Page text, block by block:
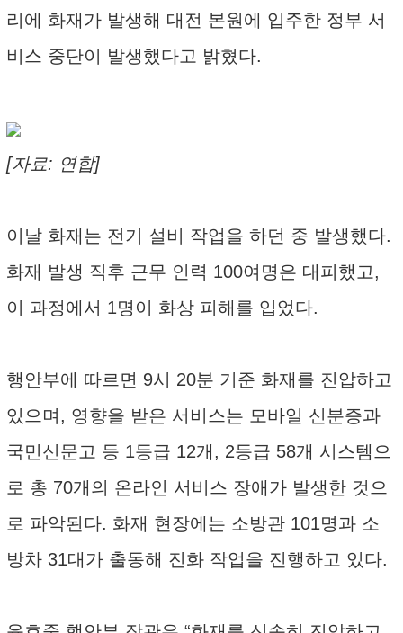
리에 화재가 발생해 대전 본원에 입주한 정부 서
비스 중단이 발생했다고 밝혔다.
[자료: 연합]
이날 화재는 전기 설비 작업을 하던 중 발생했다.
화재 발생 직후 근무 인력 100여명은 대피했고,
이 과정에서 1명이 화상 피해를 입었다.
행안부에 따르면 9시 20분 기준 화재를 진압하고
있으며, 영향을 받은 서비스는 모바일 신분증과
국민신문고 등 1등급 12개, 2등급 58개 시스템으
로 총 70개의 온라인 서비스 장애가 발생한 것으
로 파악된다. 화재 현장에는 소방관 101명과 소
방차 31대가 출동해 진화 작업을 진행하고 있다.